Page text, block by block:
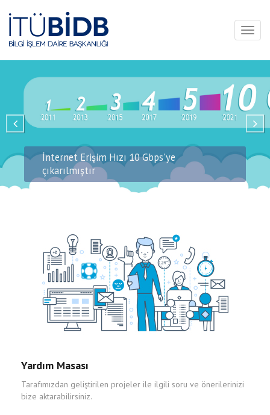
İnternet Erişim Hızı 10 Gbps'ye
çıkarılmıştır
Yardım Masası
Tarafımızdan geliştirilen projeler ile ilgili soru ve önerilerinizi
bize aktarabilirsiniz.